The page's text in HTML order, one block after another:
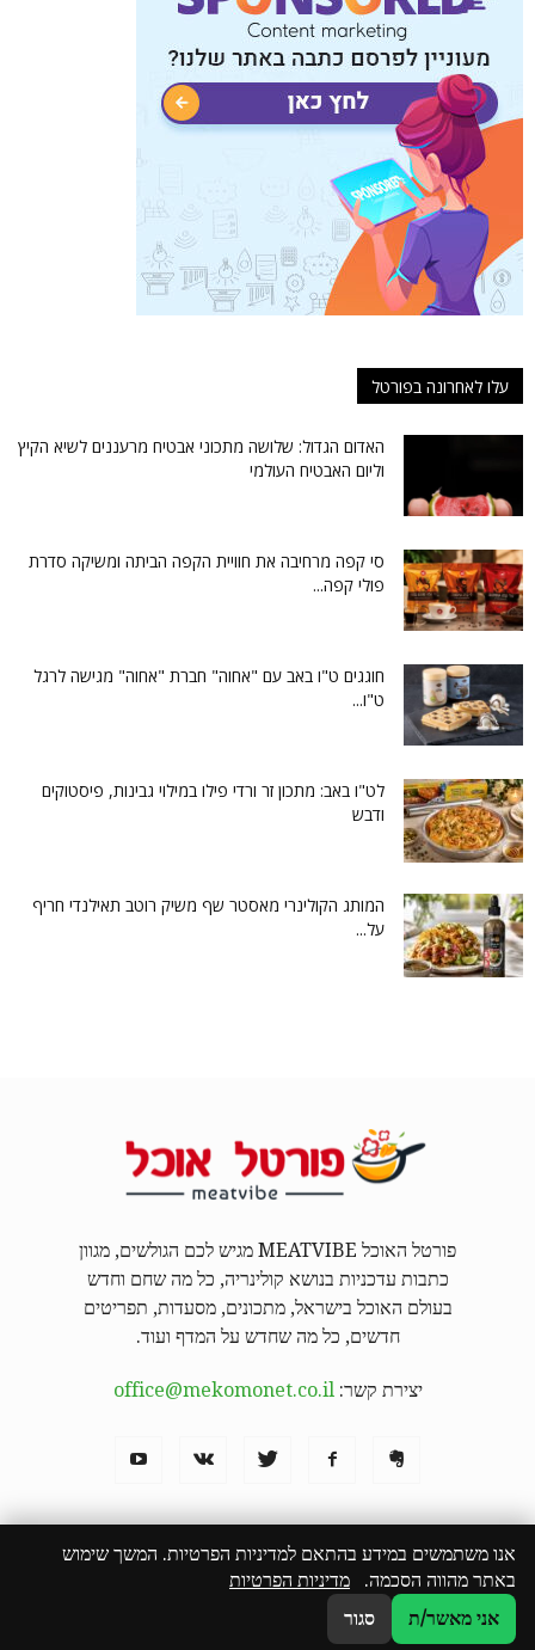
עלו לאחרונה בפורטל
האדום הגדול: שלושה מתכוני אבטיח מרעננים לשיא הקיץ
וליום האבטיח העולמי
סי קפה מרחיבה את חוויית הקפה הביתה ומשיקה סדרת
פולי קפה...
חוגגים ט"ו באב עם "אחוה" חברת "אחוה" מגישה לרגל
ט"ו...
לט"ו באב: מתכון זר ורדי פילו במילוי גבינות, פיסטוקים
ודבש
המותג הקולינרי מאסטר שף משיק רוטב תאילנדי חריף
על...
פורטל האוכל MEATVIBE מגיש לכם הגולשים, מגוון
כתבות עדכניות בנושא קולינריה, כל מה שחם וחדש
בעולם האוכל בישראל, מתכונים, מסעדות, תפריטים
חדשים, כל מה שחדש על המדף ועוד.
יצירת קשר:office@mekomonet.co.il
מחפשים כותבים פרסמו אצלנו פרסום תוכן שיווקי
© כל הזכויות שמורות לפורטל האוכל MEATVIBE
אנו משתמשים במידע בהתאם למדיניות הפרטיות. המשך שימוש
באתר מהווה הסכמה. מדיניות הפרטיות
אני מאשר/ת
סגור